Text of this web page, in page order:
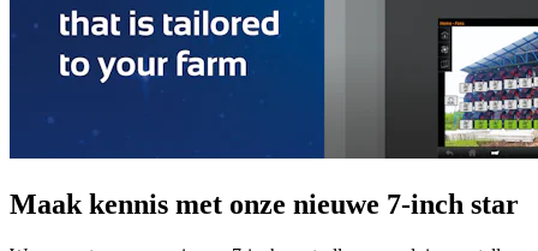
Maak kennis met onze nieuwe 7-inch star